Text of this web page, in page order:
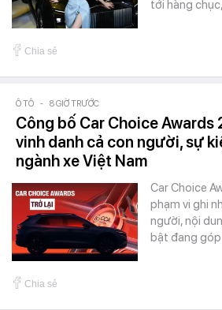
tới hàng
Chia sẻ
Ô TÔ - 8 GIỜ TRƯỚC
Công bố Car Choice
vinh danh cả con người, sự
ngành xe Việt Nam
Car Choice
phạm vi ghi
người, nội
bật đang
Chia sẻ